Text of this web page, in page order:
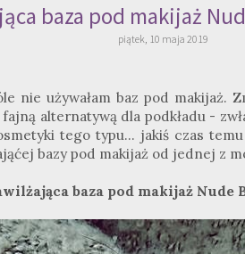
baza pod makijaż
piątek, 10 maja 2019
nie używałam baz pod makijaż.
fajną alternatywą dla podkładu -
tego typu... jakiś czas
bazy pod makijaż od jednej z
baza pod makijaż Nude